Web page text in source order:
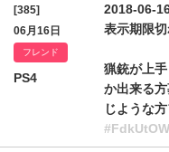
[385]
06月16日
フレンド
PS4
2018-06-
表示期限
猟銃が上
か出来る
じような